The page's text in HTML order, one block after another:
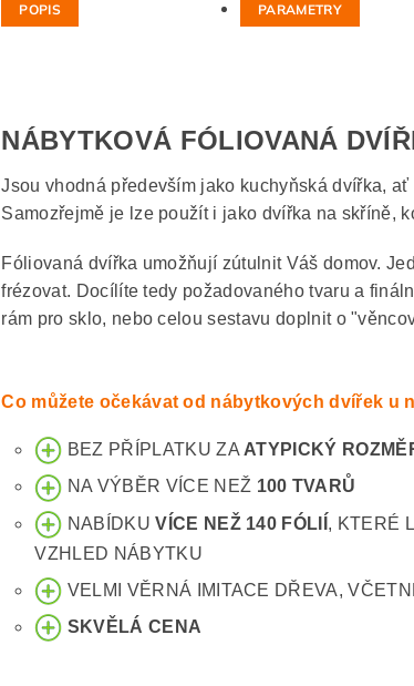
POPIS PARAMETRY
NÁBYTKOVÁ FÓLIOVANÁ
Jsou vhodná především jako kuchyňská dvířka,
Samozřejmě je lze použít i jako dvířka na skříně,
Fóliovaná dvířka umožňují zútulnit Váš domov.
frézovat. Docílíte tedy požadovaného tvaru a
rám pro sklo, nebo celou sestavu doplnit o
Co můžete očekávat od nábytkových dvířek u
BEZ PŘÍPLATKU ZA ATYPICKÝ
NA VÝBĚR VÍCE NEŽ 100 TVARŮ
NABÍDKUVÍCE NEŽ 140 FÓLIÍ , KTERÉ
VZHLED NÁBYTKU
VELMI VĚRNÁ IMITACE DŘEVA,
SKVĚLÁ CENA